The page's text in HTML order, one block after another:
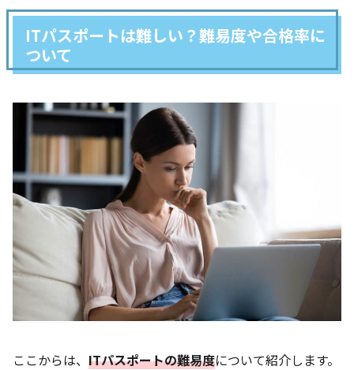
ITパスポートは難しい？難易度や合格率に
ついて
ここからは、 ITパスポートの難易度について紹介します。